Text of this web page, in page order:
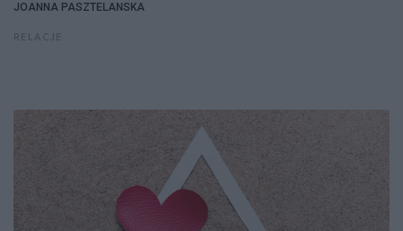
JOANNA PASZTELANSKA